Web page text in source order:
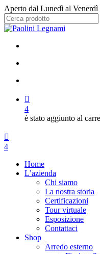
Salta
al
contenuto
Aperto dal Lunedì al
Chiudi
4
è stato aggiunto al
Menu
cerca
account
4
Home
L’azienda
Chi siamo
La nostra storia
Certificazioni
Tour virtuale
Esposizione
Contattaci
Shop
Arredo esterno